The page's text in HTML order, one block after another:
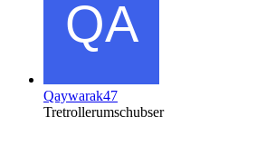
Qaywarak47
Tretrollerumschubser